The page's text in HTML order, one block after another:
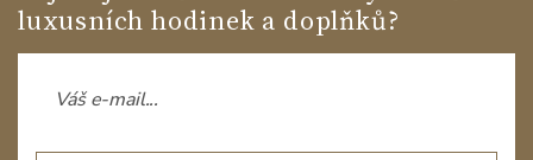
luxusních hodinek a doplňků?